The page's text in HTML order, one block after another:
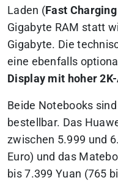
Laden (Fast
Gigabyte RAM statt
Gigabyte. Die
eine ebenfalls
Display mit hoher
Beide Notebooks
bestellbar. Das
zwischen 5.999 und
Euro) und das
bis 7.399 Yuan (765